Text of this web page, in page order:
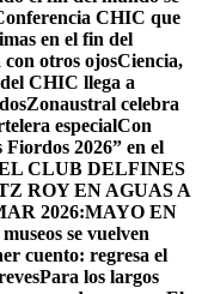
CHIC que
en el fin del
otros ojosCiencia,
CHIC llega a
Zonaustral celebra
especialCon
2026” en el
CLUB DELFINES
ROY EN AGUAS A
2026:MAYO EN
se vuelven
cuento: regresa el
Para los largos